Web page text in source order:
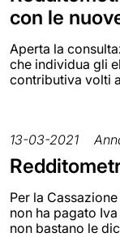
con le
Aperta la
che individua gli
contributiva volti
13-03-2021
Per la
non ha pagato
non bastano le